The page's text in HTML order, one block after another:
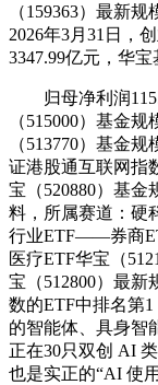
（159363）最新
2026年3月31日，
3347.99亿元，华
归母净利润
（515000）基金
（513770）基金
证港股通互联网指
宝（520880）基金
料，所属赛道：硬
行业ETF——券商
医疗ETF华宝（
宝（512800）最新
数的ETF中排名第
的智能体、具身智
正在30只双创 AI
也是实正的“AI 使